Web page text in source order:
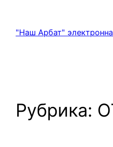
содержимому
"Наш Арбат"
Рубрика: